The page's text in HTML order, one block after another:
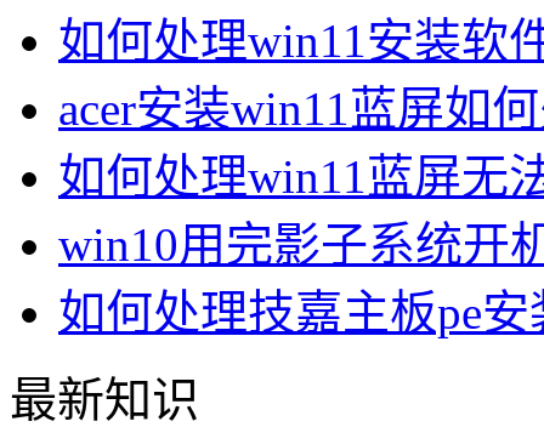
如何处理win11安装软
acer安装win11蓝屏如
如何处理win11蓝屏无
win10用完影子系统开
如何处理技嘉主板pe
最新知识